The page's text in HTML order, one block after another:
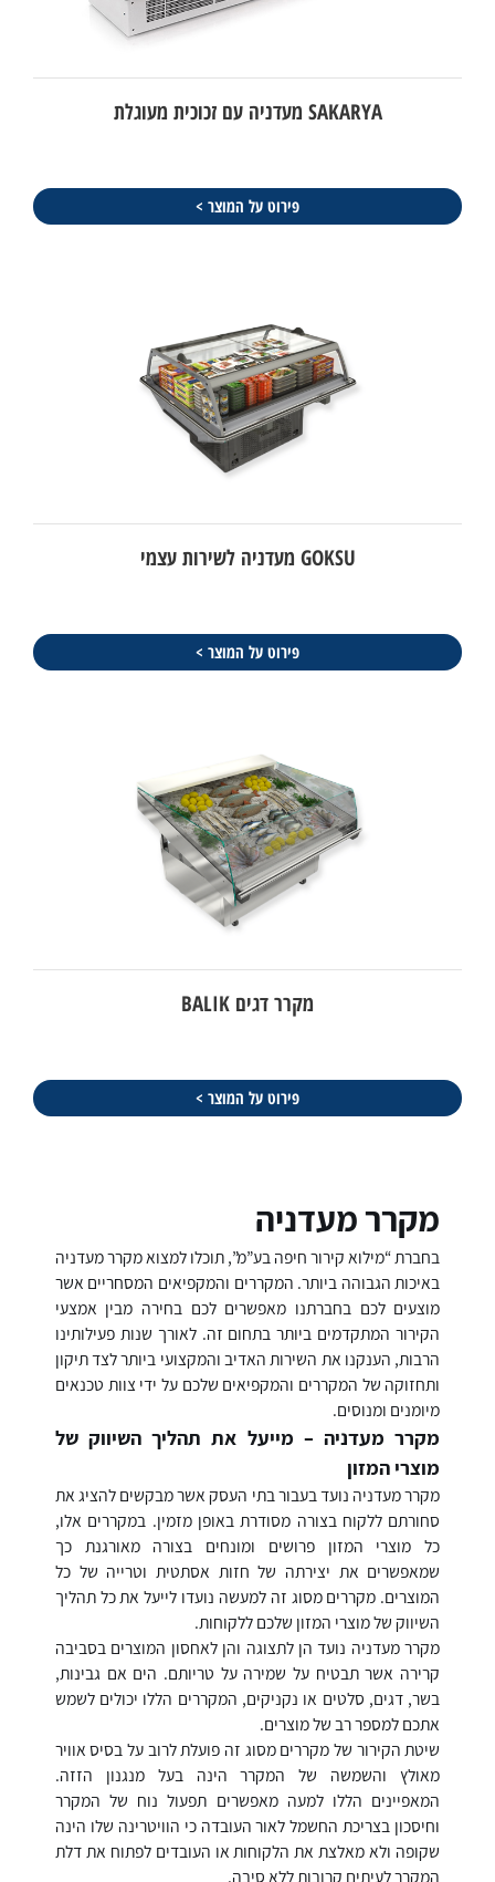
SAKARYA מעדניה עם זכוכית מעוגלת
פירוט על המוצר >
GOKSU מעדניה לשירות עצמי
פירוט על המוצר >
מקרר דגים BALIK
פירוט על המוצר >
מקרר מעדניה
בחברת “מילוא קירור חיפה בע”מ”, תוכלו למצוא מקרר מעדניה
באיכות הגבוהה ביותר. המקררים והמקפיאים המסחריים אשר
מוצעים לכם בחברתנו מאפשרים לכם בחירה מבין אמצעי
הקירור המתקדמים ביותר בתחום זה. לאורך שנות פעילותינו
הרבות, הענקנו את השירות האדיב והמקצועי ביותר לצד תיקון
ותחזוקה של המקררים והמקפיאים שלכם על ידי צוות טכנאים
מיומנים ומנוסים.
מקרר מעדניה – מייעל את תהליך השיווק של
מוצרי המזון
מקרר מעדניה נועד בעבור בתי העסק אשר מבקשים להציג את
סחורתם ללקוח בצורה מסודרת באופן מזמין. במקררים אלו,
כל מוצרי המזון פרושים ומונחים בצורה מאורגנת כך
שמאפשרים את יצירתה של חזות אסתטית וטרייה של כל
המוצרים. מקררים מסוג זה למעשה נועדו לייעל את כל תהליך
השיווק של מוצרי המזון שלכם ללקוחות.
מקרר מעדניה נועד הן לתצוגה והן לאחסון המוצרים בסביבה
קרירה אשר תבטיח על שמירה על טריותם. הים אם גבינות,
בשר, דגים, סלטים או נקניקים, המקררים הללו יכולים לשמש
אתכם למספר רב של מוצרים.
שיטת הקירור של מקררים מסוג זה פועלת לרוב על בסיס אוויר
מאולץ והשמשה של המקרר הינה בעל מנגנון הזזה.
המאפיינים הללו למעה מאפשרים תפעול נוח של המקרר
וחיסכון בצריכת החשמל לאור העובדה כי הוויטרינה שלו הינה
שקופה ולא מאלצת את הלקוחות או העובדים לפתוח את דלת
המקרר לעיתים קרובות ללא סיבה.